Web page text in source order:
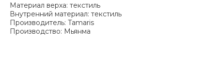
Материал верха: текстиль
Внутренний материал: текстиль
Производитель: Tamaris
Производство: Мьянма